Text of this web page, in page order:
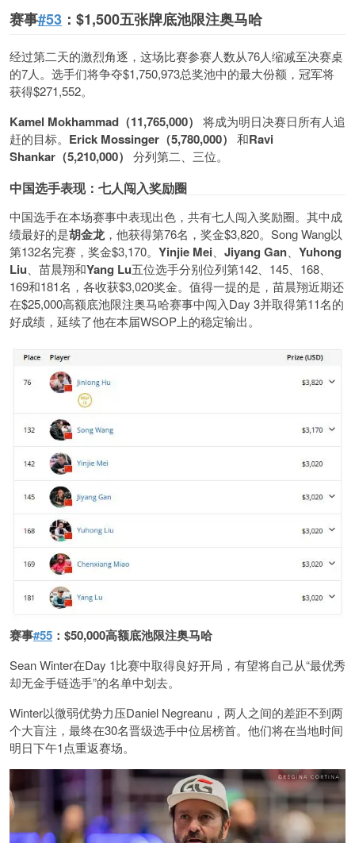
赛事#53 ：$1,500五张牌底池限注奥马哈
经过第二天的激烈角逐，这场比赛参赛人数从76人缩减至决赛桌
的7人。选手们将争夺$1,750,973总奖池中的最大份额，冠军将
获得$271,552。
Kamel Mokhammad（11,765,000）
将成为明日决赛日所有人追
赶的目标。 Erick Mossinger（5,780,000） 和Ravi
Shankar（5,210,000）
分列第二、三位。
中国选手表现：七人闯入奖励圈
中国选手在本场赛事中表现出色，共有七人闯入奖励圈。其中成
绩最好的是胡金龙 ，他获得第76名，奖金$3,820。Song Wang以
第132名完赛，奖金$3,170。 Yinjie Mei Jiyang Gan
Yuhong
Liu 、苗晨翔和Yang Lu五位选手分别位列第142、145、168、
169和181名，各收获$3,020奖金。值得一提的是，苗晨翔近期还
在$25,000高额底池限注奥马哈赛事中闯入Day 3并取得第11名的
好成绩，延续了他在本届WSOP上的稳定输出。
赛事#55 ：$50,000高额底池限注奥马哈
Sean Winter在Day 1比赛中取得良好开局，有望将自己从“最优秀
却无金手链选手”的名单中划去。
Winter以微弱优势力压Daniel Negreanu，两人之间的差距不到两
个大盲注，最终在30名晋级选手中位居榜首。他们将在当地时间
明日下午1点重返赛场。